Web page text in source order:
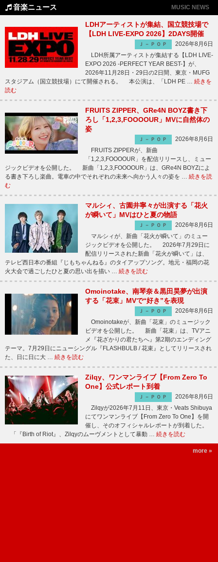
音楽ニュース MUSIC NEWS
LDHアーティストが集結、国立競技場で
【LDH LIVE-EXPO 2026】2DAYS開催
Ｊ－ＰＯＰ
2026年8月6日
LDH所属アーティストが集結する【LDH LIVE-
EXPO 2026 -PERFECT YEAR BEST-】が、
2026年11月28日・29日の2日間、東京・MUFG
スタジアム（国立競技場）にて開催される。 本公演は、「LDH PE … 続きを
読む
FRUITS ZIPPER、GRe4N BOYZ書き下
ろし「1,2,3,FOOOOUR」MVに自然体の
姿
Ｊ－ＰＯＰ
2026年8月6日
FRUITS ZIPPERが、新曲
「1,2,3,FOOOOUR」を配信リリースし、ミュー
ジックビデオを公開した。 新曲「1,2,3,FOOOOUR」は、GRe4N BOYZによ
る書き下ろし楽曲。電車の中でそれぞれの未来へ向かう人々の姿を … 続きを読
む
マルシィ、古園井寧々が出演する「花火
が瞬いて」MVはひと夏の物語
Ｊ－ＰＯＰ
2026年8月6日
マルシィが、新曲「花火が瞬いて」のミュー
ジックビデオを公開した。 2026年7月29日に
配信リリースされた新曲「花火が瞬いて」は、
テレビ西日本の番組『じもちゃんねる』のタイアップソング。地元・福岡の花
火大会で過ごしたひと夏の思い出を描い … 続きを読む
Omoinotake、南琴奈＆黒田昊夢が出演
する「花束」MVで“好き”を表現
Ｊ－ＰＯＰ
2026年8月6日
Omoinotakeが、新曲「花束」のミュージック
ビデオを公開した。 新曲「花束」は、TVアニ
メ『花ざかりの君たちへ』第2期のエンディング
テーマ。7月29日にニューシングル『FLASHBULB / 花束』としてリリースされ
た、日に日に大 … 続きを読む
Zilqy、ワンマンライブ【From Zero To
One】公式レポート到着
Ｊ－ＰＯＰ
2026年8月6日
Zilqyが2026年7月11日、東京・Veats Shibuya
にてワンマンライブ【From Zero To One】を開
催し、そのオフィシャルレポートが到着した。
「『Birth of Riot』、Zilqyのムーヴメントとして暴動 … 続きを読む
more »